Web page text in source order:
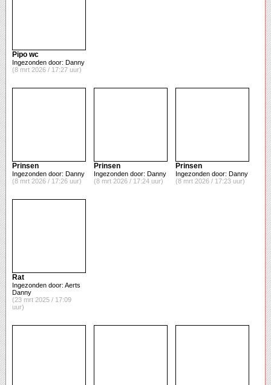
Pipo wc
Ingezonden door: Danny
(8 mrt 2026 / 17:27 uur)
Prinsen
Ingezonden door: Danny
(8 mrt 2026 / 17:26 uur)
Prinsen
Ingezonden door: Danny
(8 mrt 2026 / 17:24 uur)
Prinsen
Ingezonden door: Danny
(8 mrt 2026 / 17:23 uur)
Rat
Ingezonden door: Aerts
Danny
(23 mrt 2025 / 17:09
uur)